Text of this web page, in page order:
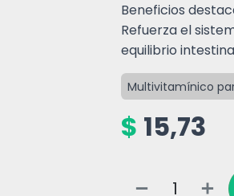
Beneficios
Refuerza el
equilibrio
Multivitamínico
$ 15,73